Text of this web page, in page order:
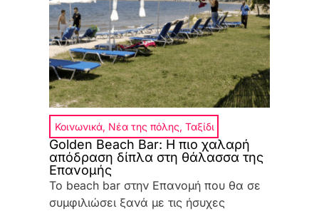
Κοινωνικά, Νέα της πόλης, Ταξίδι
Golden Beach Bar: Η πιο χαλαρή
απόδραση δίπλα στη θάλασσα της
Επανομής
Το beach bar στην Επανομή που θα σε
συμφιλιώσει ξανά με τις ήσυχες